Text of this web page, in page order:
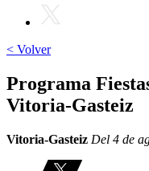
< Volver
Programa
Vitoria-Gasteiz
Vitoria-Gasteiz Del 4 de